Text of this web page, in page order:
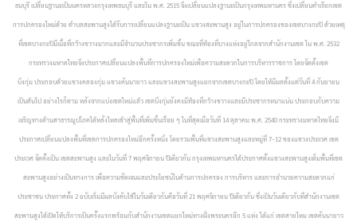
ธนบุรี เปลี่ยนฐานะเป็นนครหลวงกรุงเทพธนบุรี และใน พ.ศ. 2515 จึงเปลี่ยนแปลงฐานะเป็นกรุงเทพมหานคร ซึ่งเปลี่ยนคำเรียกเขต
การปกครองใหม่ด้วย ตำบลสะพานสูงได้รับการเปลี่ยนแปลงฐานะเป็น แขวงสะพานสูง อยู่ในการปกครองของเขตบางกะปิ ด้วยเหตุ
ที่เขตบางกะปิมีเนื้อที่กว้างขวางมากและมีจำนวนประชากรเพิ่มขึ้น ขณะที่ท้องที่บางแห่งอยู่ไกลจากสำนักงานเขต ใน พ.ศ. 2532
กระทรวงมหาดไทยจึงประกาศเปลี่ยนแปลงพื้นที่การปกครองใหม่เพื่อความสะดวกในการบริหารราชการ โดยจัดตั้งเขต
บึงกุ่ม ประกอบด้วยแขวงคลองกุ่ม แขวงคันนายาว และแขวงสะพานสูงแยกจากเขตบางกะปิ โดยให้มีผลตั้งแต่วันที่ 4 กันยายน
เป็นต้นไป อย่างไรก็ตาม หลังจากแบ่งเขตใหม่แล้ว เขตบึงกุ่มยังคงมีท้องที่กว้างขวางและมีประชากรหนาแน่น ประกอบกับความ
เจริญทางด้านสาธารณูปโภคได้หลั่งไหลเข้าสู่พื้นที่เพิ่มขึ้นเรื่อย ๆ ในที่สุดเมื่อวันที่ 14 ตุลาคม พ.ศ. 2540 กระทรวงมหาดไทยจึงมี
ประกาศเปลี่ยนแปลงพื้นที่เขตการปกครองใหม่อีกครั้งหนึ่ง โดยรวมพื้นที่แขวงสะพานสูงและหมู่ที่ 7–12 ของแขวงประเวศ เขต
ประเวศ จัดตั้งเป็น เขตสะพานสูง และในวันที่ 7 พฤศจิกายน ปีเดียวกัน กรุงเทพมหานครได้ประกาศตั้งแขวงสะพานสูงเต็มพื้นที่เขต
สะพานสูงอย่างเป็นทางการ เพื่อความชัดเจนและประโยชน์ในด้านการปกครอง การบริหาร และการอำนวยความสะดวกแก่
ประชาชน ประกาศทั้ง 2 ฉบับเริ่มมีผลบังคับใช้ในวันเดียวกันคือวันที่ 21 พฤศจิกายน ปีเดียวกัน ซึ่งเป็นวันเดียวกับที่สำนักงานเขต
สะพานสูงได้เปิดให้บริการเป็นครั้งแรกพร้อมกับสำนักงานเขตแยกใหม่ทางฝั่งพระนครอีก 5 แห่ง ได้แก่ เขตสายไหม เขตคันนายาว